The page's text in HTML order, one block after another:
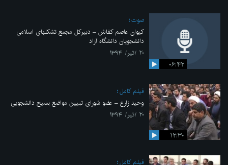
۰۶:۴۲
صوت
کیوان عاصم کفاش – دبیرکل مجمع تشکلهای اسلامی
دانشجویان دانشگاه آزاد
۲۰ /تیر/ ۱۳۹۴
۱۲:۳۰
فیلم کامل
وحید زارع – عضو شورای تبیین مواضع بسیج دانشجویی
۲۰ /تیر/ ۱۳۹۴
فیلم کامل